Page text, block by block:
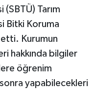
Tarım
Bitki Koruma
Kurumun
hakkında bilgiler
öğrenim
yapabilecekleri